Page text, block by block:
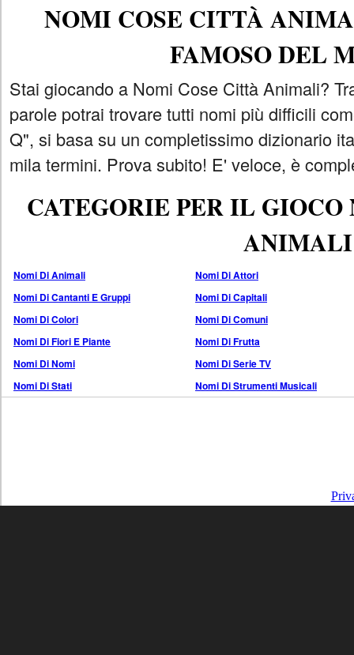
NOMI COSE CITTÀ
FAMOSO DEL
Stai giocando a Nomi Cose Città Animali?
parole potrai trovare tutti nomi più difficili
Q", si basa su un completissimo dizionario
mila termini. Prova subito! E' veloce, è
CATEGORIE PER IL
ANIMALI
Nomi Di Animali
Nomi Di Attori
Nomi Di Cantanti E Gruppi
Nomi Di Capitali
Nomi Di Colori
Nomi Di Comuni
Nomi Di Fiori E Piante
Nomi Di Frutta
Nomi Di Nomi
Nomi Di Serie TV
Nomi Di Stati
Nomi Di Strumenti Musicali